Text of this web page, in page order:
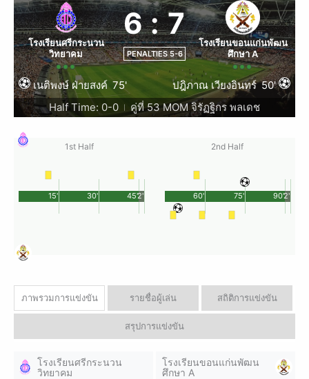
โรงเรียนศรีกระนวน
วิทยาคม
6 : 7
PENALTIES 5-6
โรงเรียนขอนแก่นพัฒน
ศึกษา A
เนติพงษ์ ฝ่ายสงค์ 75' ปฎิภาณ เวียงอินทร์ 50'
Half Time: 0-0
คู่ที่ 53 MOM จิรัฏฐิกร พลเดช
1st Half
45'
15' 30' 2'
2nd Half
90'
60' 75' 2'
ภาพรวมการแข่งขัน รายชื่อผู้เล่น สถิติการแข่งขัน
สรุปการแข่งขัน
โรงเรียนศรีกระนวน
วิทยาคม
โรงเรียนขอนแก่นพัฒน
ศึกษา A